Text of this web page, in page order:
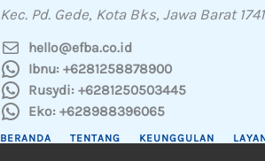
Kec. Pd. Gede, Kota Bks, Jawa Barat
hello@efba.co.id
Ibnu: +6281258878900
Rusydi: +6281250503445
Eko: +628988396065
BERANDA TENTANG KEUNGGULAN